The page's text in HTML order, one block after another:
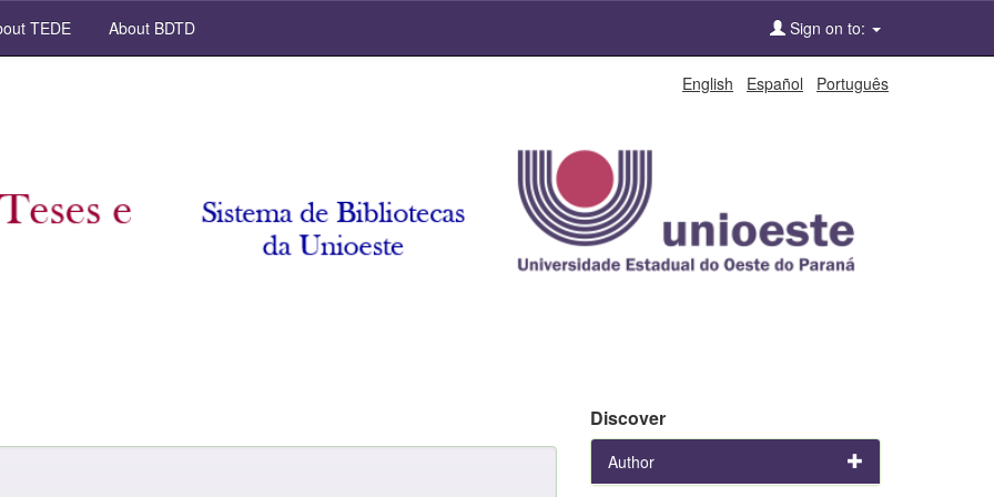
TEDE About BDTD Sign on to:
English Español Português
Discover
Author